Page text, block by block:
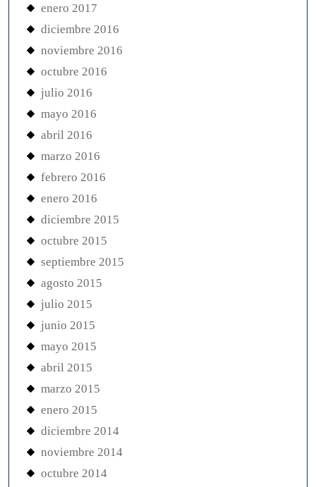
enero 2017
diciembre 2016
noviembre 2016
octubre 2016
julio 2016
mayo 2016
abril 2016
marzo 2016
febrero 2016
enero 2016
diciembre 2015
octubre 2015
septiembre 2015
agosto 2015
julio 2015
junio 2015
mayo 2015
abril 2015
marzo 2015
enero 2015
diciembre 2014
noviembre 2014
octubre 2014